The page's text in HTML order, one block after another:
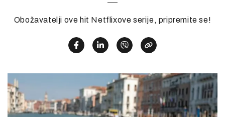
Obožavatelji ove hit Netflixove serije, pripremite se!